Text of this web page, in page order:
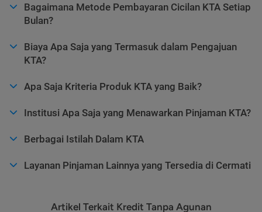
Bagaimana Metode Pembayaran Cicilan KTA Setiap
Bulan?
Biaya Apa Saja yang Termasuk dalam Pengajuan
KTA?
Apa Saja Kriteria Produk KTA yang Baik?
Institusi Apa Saja yang Menawarkan Pinjaman KTA?
Berbagai Istilah Dalam KTA
Layanan Pinjaman Lainnya yang Tersedia di Cermati
Artikel Terkait Kredit Tanpa Agunan